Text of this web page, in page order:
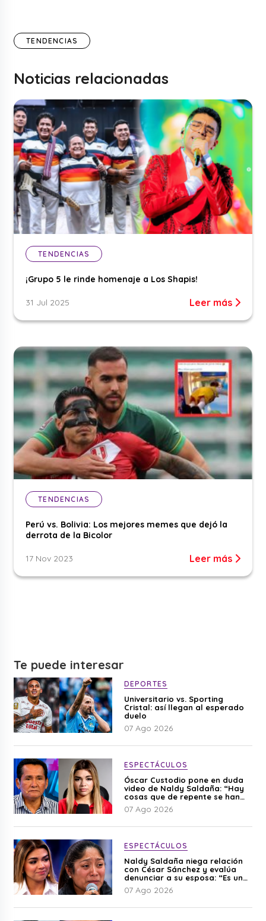
TENDENCIAS
Noticias relacionadas
TENDENCIAS
¡Grupo 5 le rinde homenaje a Los Shapis!
31 Jul 2025 Leer más
TENDENCIAS
Perú vs. Bolivia: Los mejores memes que dejó la
derrota de la Bicolor
17 Nov 2023 Leer más
Te puede interesar
DEPORTES
Universitario vs. Sporting
Cristal: así llegan al esperado
duelo
07 Ago 2026
ESPECTÁCULOS
Óscar Custodio pone en duda
video de Naldy Saldaña: “Hay
cosas que de repente se han
editado”
07 Ago 2026
ESPECTÁCULOS
Naldy Saldaña niega relación
con César Sánchez y evalúa
denunciar a su esposa: “Es una
difamación”
07 Ago 2026